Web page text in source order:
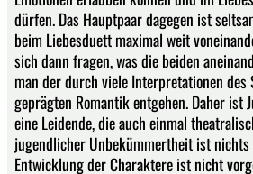
dürfen. Das Hauptpaar dagegen ist
beim Liebesduett maximal weit
sich dann fragen, was die beiden
man der durch viele Interpretationen des
geprägten Romantik entgehen. Daher ist
eine Leidende, die auch einmal
jugendlicher Unbekümmertheit ist nichts
Entwicklung der Charaktere ist nicht